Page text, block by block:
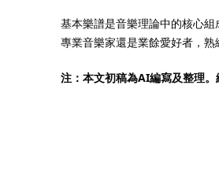
基本樂譜是音樂理論中的核心
專業音樂家還是業餘愛好者，熟
注：本文初稿為AI編寫及整理